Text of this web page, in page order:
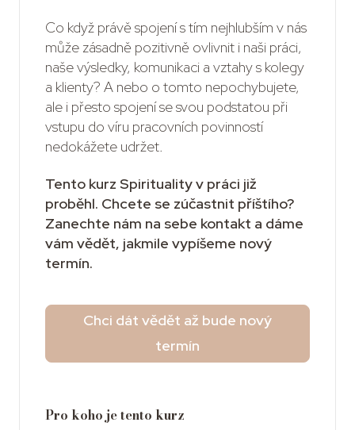
Co když právě spojení s tím nejhlubším v nás
může zásadně pozitivně ovlivnit i naši práci,
naše výsledky, komunikaci a vztahy s kolegy
a klienty? A nebo o tomto nepochybujete,
ale i přesto spojení se svou podstatou při
vstupu do víru pracovních povinností
nedokážete udržet.
Tento kurz Spirituality v práci již
proběhl. Chcete se zúčastnit příštího?
Zanechte nám na sebe kontakt a dáme
vám vědět, jakmile vypíšeme nový
termín.
Chci dát vědět až bude nový
termín
Pro koho je tento kurz